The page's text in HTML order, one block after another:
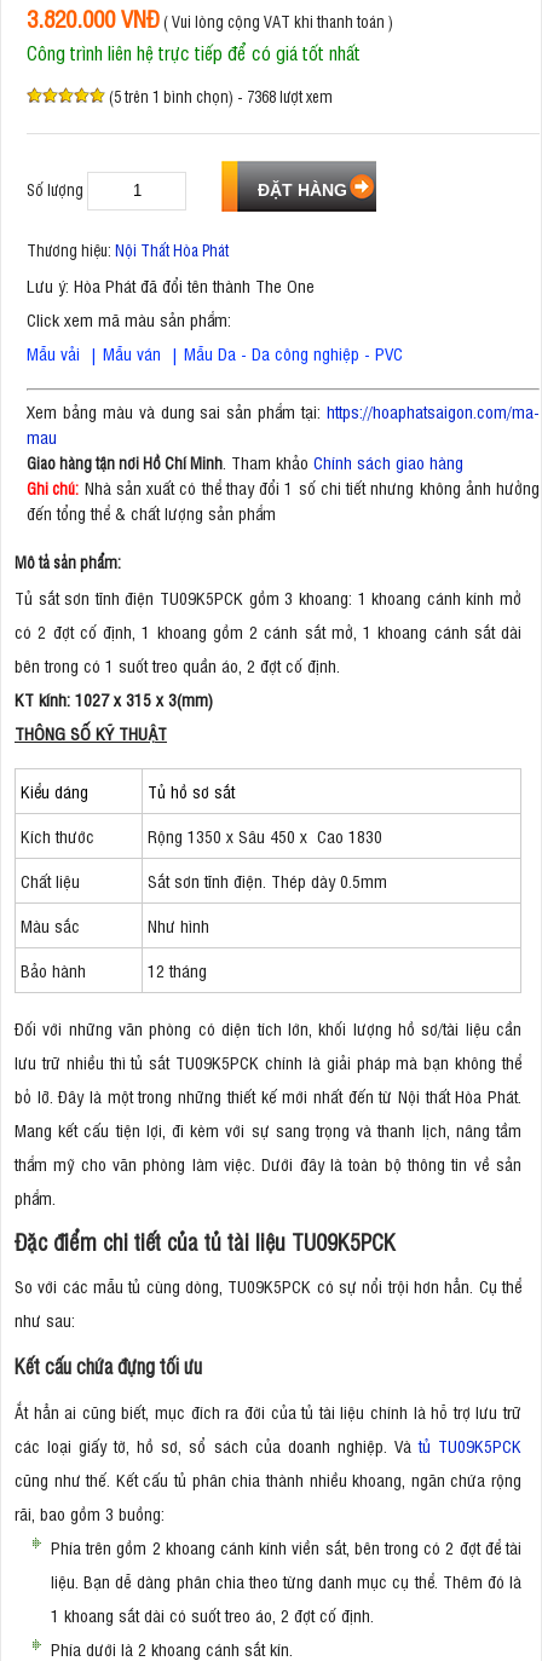
3.820.000 VNĐ( Vui lòng cộng VAT khi thanh toán )
Công trình liên hệ trực tiếp để có giá tốt nhất
(5 trên 1 bình chọn) - 7368 lượt xem
Số lượng
Thương hiệu: Nội Thất Hòa Phát
Lưu ý: Hòa Phát đã đổi tên thành The One
Click xem mã màu sản phẩm:
Mẫu vải | Mẫu ván | Mẫu Da - Da công nghiệp - PVC
Xem bảng màu và dung sai sản phẩm tại: https://hoaphatsaigon.com/ma-
mau
Giao hàng tận nơi Hồ Chí Minh . Tham khảo Chính sách giao hàng
Ghi chú: Nhà sản xuất có thể thay đổi 1 số chi tiết nhưng không ảnh hưởng
đến tổng thể & chất lượng sản phẩm
Mô tả sản phẩm:
Tủ sắt sơn tĩnh điện TU09K5PCK gồm 3 khoang: 1 khoang cánh kính mở
có 2 đợt cố định, 1 khoang gồm 2 cánh sắt mở, 1 khoang cánh sắt dài
bên trong có 1 suốt treo quần áo, 2 đợt cố định.
KT kính: 1027 x 315 x 3(mm)
THÔNG SỐ KỸ THUẬT
Kiểu dáng
Tủ hồ sơ sắt
Kích thước
Rộng 1350 x Sâu 450 x Cao 1830
Chất liệu
Sắt sơn tĩnh điện. Thép dày 0.5mm
Màu sắc
Như hình
Bảo hành
12 tháng
Đối với những văn phòng có diện tích lớn, khối lượng hồ sơ/tài liệu cần
lưu trữ nhiều thì tủ sắt TU09K5PCK chính là giải pháp mà bạn không thể
bỏ lỡ. Đây là một trong những thiết kế mới nhất đến từ Nội thất Hòa Phát.
Mang kết cấu tiện lợi, đi kèm với sự sang trọng và thanh lịch, nâng tầm
thẩm mỹ cho văn phòng làm việc. Dưới đây là toàn bộ thông tin về sản
phẩm.
Đặc điểm chi tiết của tủ tài liệu TU09K5PCK
So với các mẫu tủ cùng dòng, TU09K5PCK có sự nổi trội hơn hẳn. Cụ thể
như sau:
Kết cấu chứa đựng tối ưu
Ắt hẳn ai cũng biết, mục đích ra đời của tủ tài liệu chính là hỗ trợ lưu trữ
các loại giấy tờ, hồ sơ, sổ sách của doanh nghiệp. Vàtủ TU09K5PCK
cũng như thế. Kết cấu tủ phân chia thành nhiều khoang, ngăn chứa rộng
rãi, bao gồm 3 buồng:
Phía trên gồm 2 khoang cánh kính viền sắt, bên trong có 2 đợt để tài
liệu. Bạn dễ dàng phân chia theo từng danh mục cụ thể. Thêm đó là
1 khoang sắt dài có suốt treo áo, 2 đợt cố định.
Phía dưới là 2 khoang cánh sắt kín.